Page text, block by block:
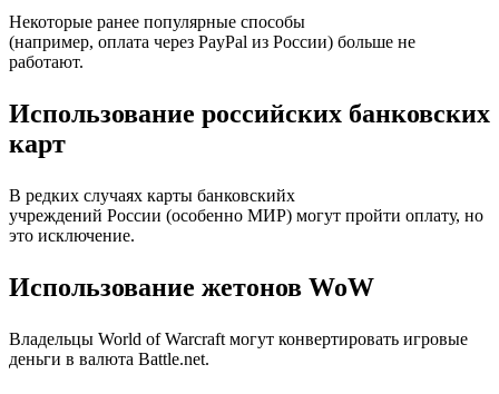
Некоторые ранее популярные способы
(например, оплата через PayPal из России) больше не
работают.
Использование российских банковских
карт
В редких случаях карты банковскийх
учреждений России (особенно МИР) могут пройти оплату, но
это исключение.
Использование жетонов WoW
Владельцы World of Warcraft могут конвертировать игровые
деньги в валюта Battle.net.